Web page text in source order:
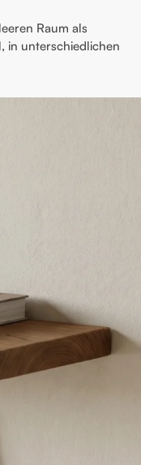
Raum als
in unterschiedlichen